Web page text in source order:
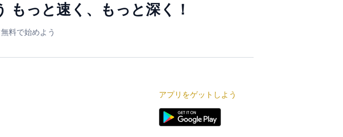
もっと速く、もっと深く！
料で始めよう
アプリをゲットしよう